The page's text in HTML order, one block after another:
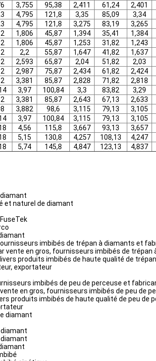
3,755 95,38 2,411 61,24 2,401
4,795 121,8 3,35 85,09 3,34
4,795 121,8 3,275 83,19 3,265
1,806 45,87 1,394 35,41 1,384
1,806 45,87 1,253 31,82 1,243
2,2 55,87 1,647 41,82 1,637
2,593 65,87 2,04 51,82 2,03
2,987 75,87 2,434 61,82 2,424
3,381 85,87 2,828 71,82 2,818
3,97 100,84 3,3 83,82 3,29
3,381 85,87 2,643 67,13 2,633
3,882 98,6 3,115 79,13 3,105
3,97 100,84 3,115 79,13 3,105
4,56 115,8 3,667 93,13 3,657
5,15 130,8 4,257 108,13 4,247
5,74 145,8 4,847 123,13 4,837
et naturel de diamant
imbibés de trépan à diamants et
vente en gros, fournisseurs imbibés de
produits imbibés de haute qualité de
exportateur
imbibés de peu de perceuse et
en gros, fournisseurs imbibés de peu de
produits imbibés de haute qualité de peu
diamant
diamant
diamant